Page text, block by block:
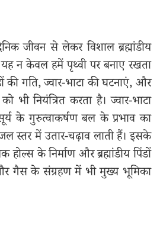
जीवन से लेकर विशाल ब्रह्मांडीय
न केवल हमें पृथ्वी पर बनाए रखता
की गति, ज्वार-भाटा की घटनाएं, और
नियंत्रित करता है। ज्वार-भाटा
के गुरुत्वाकर्षण बल के प्रभाव का
स्तर में उतार-चढ़ाव लाती हैं। इसके
के निर्माण और ब्रह्मांडीय पिंडों
गैस के संग्रहण में भी मुख्य भूमिका